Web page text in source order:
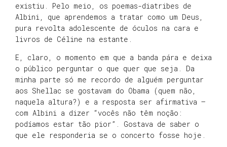
existiu. Pelo meio, os poemas-diatribes de
Albini, que aprendemos a tratar como um Deus,
pura revolta adolescente de óculos na cara e
livros de Céline na estante.
E, claro, o momento em que a banda pára e deixa
o público perguntar o que quer que seja. Da
minha parte só me recordo de alguém perguntar
aos Shellac se gostavam do Obama (quem não,
naquela altura?) e a resposta ser afirmativa –
com Albini a dizer “vocês não têm noção:
podíamos estar tão pior”. Gostava de saber o
que ele responderia se o concerto fosse hoje.